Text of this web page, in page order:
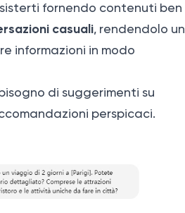
fornendo contenuti ben
casuali, rendendolo un
informazioni in modo
di suggerimenti su
perspicaci.